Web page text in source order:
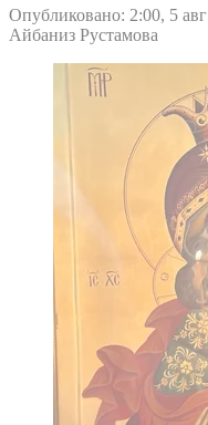
Опубликовано: 2:00, 5
Айбаниз Рустамова